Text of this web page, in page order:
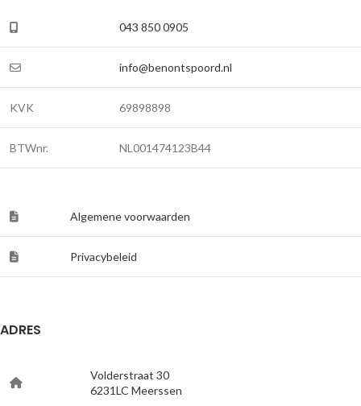
043 850 0905
info@benontspoord.nl
KVK 69898898
BTWnr. NL001474123B44
Algemene voorwaarden
Privacybeleid
ADRES
Volderstraat 30
6231LC Meerssen